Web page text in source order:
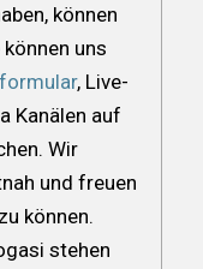
können
uns
, Live-
Kanälen auf
Wir
und freuen
können.
stehen